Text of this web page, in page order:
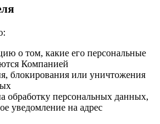
о том, какие его персональные
Компанией
блокирования или уничтожения
обработку персональных данных,
уведомление на адрес